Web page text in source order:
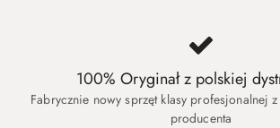
100% Oryginał z polskiej
Fabrycznie nowy sprzęt klasy profesjonalnej
producenta